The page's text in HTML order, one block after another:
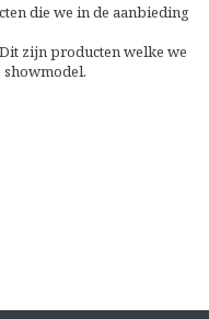
die we in de aanbieding
zijn producten welke we